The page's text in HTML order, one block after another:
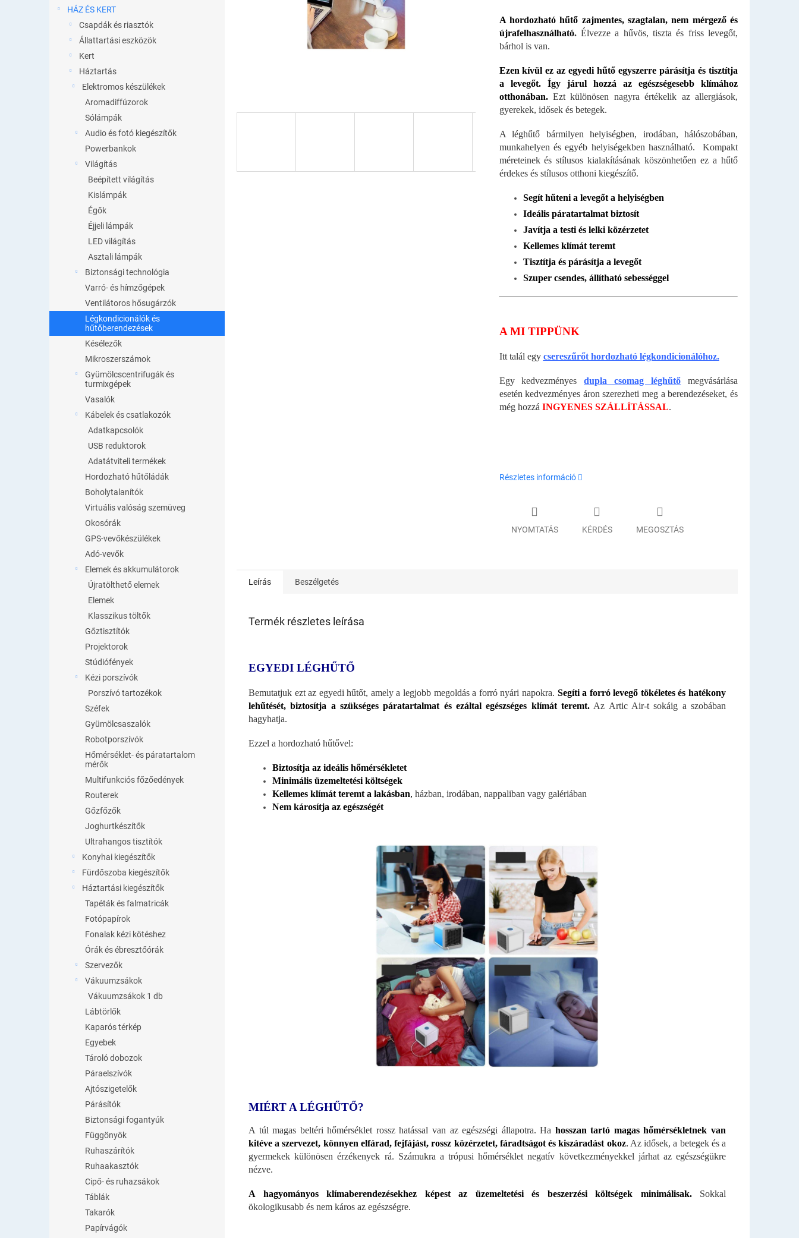
HÁZ ÉS KERT
Csapdák és riasztók
Állattartási eszközök
Kert
Háztartás
Elektromos készülékek
Aromadiffúzorok
Sólámpák
Audio és fotó kiegészítők
Powerbankok
Világítás
Beépített világítás
Kislámpák
Égők
Éjjeli lámpák
LED világítás
Asztali lámpák
Biztonsági technológia
Varró- és hímzőgépek
Ventilátoros hősugárzók
Légkondicionálók és
hűtőberendezések
Késélezők
Mikroszerszámok
Gyümölcscentrifugák és
turmixgépek
Vasalók
Kábelek és csatlakozók
Adatkapcsolók
USB reduktorok
Adatátviteli termékek
Hordozható hűtőládák
Boholytalanítók
Virtuális valóság szemüveg
Okosórák
GPS-vevőkészülékek
Adó-vevők
Elemek és akkumulátorok
Újratölthető elemek
Elemek
Klasszikus töltők
Gőztisztítók
Projektorok
Stúdiófények
Kézi porszívók
Porszívó tartozékok
Széfek
Gyümölcsaszalók
Robotporszívók
Hőmérséklet- és páratartalom
mérők
Multifunkciós főzőedények
Routerek
Gőzfőzők
Joghurtkészítők
Ultrahangos tisztítók
Konyhai kiegészítők
Fürdőszoba kiegészítők
Háztartási kiegészítők
Tapéták és falmatricák
Fotópapírok
Fonalak kézi kötéshez
Órák és ébresztőórák
Szervezők
Vákuumzsákok
Vákuumzsákok 1 db
Lábtörlők
Kaparós térkép
Egyebek
Tároló dobozok
Páraelszívók
Ajtószigetelők
Párásítók
Biztonsági fogantyúk
Függönyök
Ruhaszárítók
Ruhaakasztók
Cipő- és ruhazsákok
Táblák
Takarók
Papírvágók
A hordozható hűtő zajmentes, szagtalan, nem mérgező és
újrafelhasználható.Élvezze a hűvös, tiszta és friss levegőt,
bárhol is van.
Ezen kívül ez az egyedi hűtő egyszerre párásítja és tisztítja
a levegőt. Így járul hozzá az egészségesebb klímához
otthonában.Ezt különösen nagyra értékelik az allergiások,
gyerekek, idősek és betegek.
A léghűtő bármilyen helyiségben, irodában, hálószobában,
munkahelyen és egyéb helyiségekben használható. Kompakt
méreteinek és stílusos kialakításának köszönhetően ez a hűtő
érdekes és stílusos otthoni kiegészítő.
Segít hűteni a levegőt a helyiségben
Ideális páratartalmat biztosít
Javítja a testi és lelki közérzetet
Kellemes klímát teremt
Tisztítja és párásítja a levegőt
Szuper csendes, állítható sebességgel
A MI TIPPÜNK
Itt talál egy csereszűrőt hordozható légkondicionálóhoz.
Egy kedvezményesdupla csomag léghűtő megvásárlása
esetén kedvezményes áron szerezheti meg a berendezéseket, és
még hozzá INGYENES SZÁLLÍTÁSSAL.
Részletes információ
NYOMTATÁS KÉRDÉS MEGOSZTÁS
Leírás Beszélgetés
Termék részletes leírása
EGYEDI LÉGHŰTŐ
Bemutatjuk ezt az egyedi hűtőt, amely a legjobb megoldás a forró nyári napokra. Segíti a forró levegő tökéletes és hatékony
lehűtését, biztosítja a szükséges páratartalmat és ezáltal egészséges klímát teremt. Az Artic Air-t sokáig a szobában
hagyhatja.
Ezzel a hordozható hűtővel:
Biztosítja az ideális hőmérsékletet
Minimális üzemeltetési költségek
Kellemes klímát teremt a lakásban, házban, irodában, nappaliban vagy galériában
Nem károsítja az egészségét
MIÉRT A LÉGHŰTŐ?
A túl magas beltéri hőmérséklet rossz hatással van az egészségi állapotra. Ha hosszan tartó magas hőmérsékletnek van
kitéve a szervezet, könnyen elfárad, fejfájást, rossz közérzetet, fáradtságot és kiszáradást okoz. Az idősek, a betegek és a
gyermekek különösen érzékenyek rá. Számukra a trópusi hőmérséklet negatív következményekkel járhat az egészségükre
nézve.
A hagyományos klímaberendezésekhez képest az üzemeltetési és beszerzési költségek minimálisak.Sokkal
ökologikusabb és nem káros az egészségre.